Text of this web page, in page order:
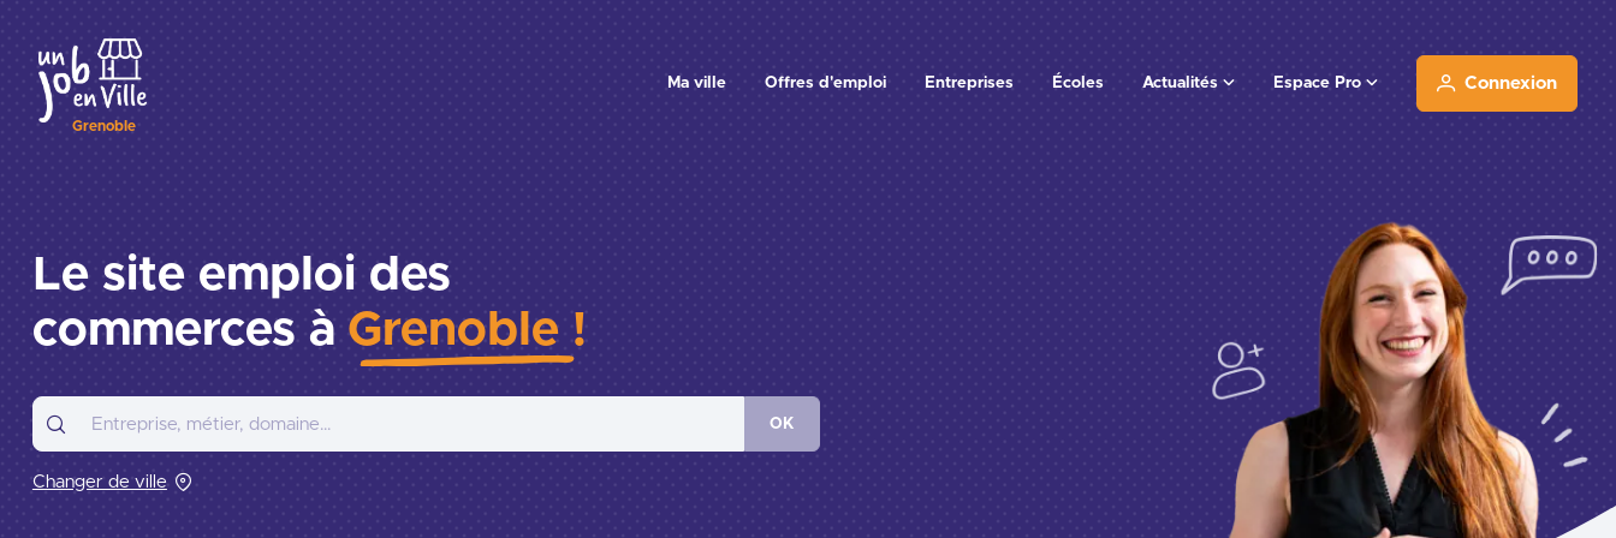
Grenoble
Ma ville Offres d'emploi Entreprises Écoles Actualités Espace Pro Connexion
Le site emploi des
commerces à Grenoble !
OK
Changer de ville